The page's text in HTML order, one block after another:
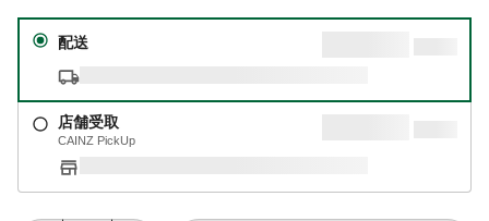
配送
店舗受取
CAINZ PickUp